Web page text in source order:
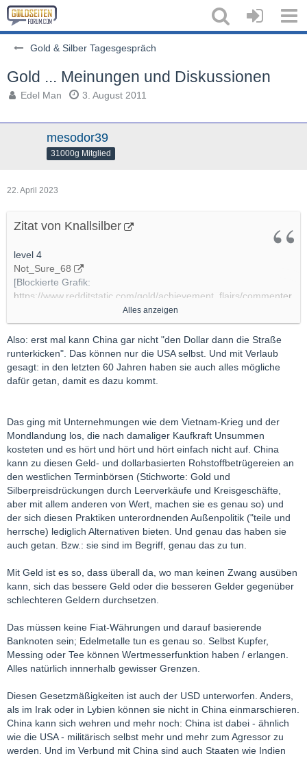
Gold & Silber Tagesgespräch
Gold ... Meinungen und Diskussionen
Edel Man 3. August 2011
mesodor39
31000g Mitglied
22. April 2023
Zitat von Knallsilber
level 4
Not_Sure_68
[Blockierte Grafik:
https://www.redditstatic.com/gold/achievement_flairs/commenter
14 hr. ago
· edited 14 hr. ago
China has its own commodity exchange in Shanghai and Japan
has TOCOM. I don't know why they'd much care much about
crimex or the London sham LBMA/LME. You asked why they
don't stack silver and I answered. Pretty much the same reason
the vast majority of Amerikans don't stack PMs. They think the
as I recall. Kinda silly that the "London" Metals Exchange should
be owned by Chinese dudes, but there it is.
Edit: ah yes,Hong Kong Exchanges and Clearing bought up
the LME in 2012...after 137 years of doing business. What a
joke.
https://www.independent.co.uk/…4bn-takeover-7855200.html
Das ist komplett an mir vorbeigegangen, müsste man mal
drüber reflektieren, in wieweit das den Chinesen in Zukunft
dann die Straße runterkicken....oder benutzen sie das nun
schon selbst, um Preise zum eigenen Enkauf zu drücken?
Alles anzeigen
Also: erst mal kann China gar nicht "den Dollar dann die Straße
runterkicken". Das können nur die USA selbst. Und mit Verlaub
gesagt: in den letzten 60 Jahren haben sie auch alles mögliche
dafür getan, damit es dazu kommt.
Das ging mit Unternehmungen wie dem Vietnam-Krieg und der
Mondlandung los, die nach damaliger Kaufkraft Unsummen
kosteten und es hört und hört und hört einfach nicht auf. China
kann zu diesen Geld- und dollarbasierten Rohstoffbetrügereien an
den westlichen Terminbörsen (Stichworte: Gold und
Silberpreisdrückungen durch Leerverkäufe und Kreisgeschäfte,
aber mit allem anderen von Wert, machen sie es genau so) und
der sich diesen Praktiken unterordnenden Außenpolitik ("teile und
herrsche) lediglich Alternativen bieten. Und genau das haben sie
auch getan. Bzw.: sie sind im Begriff, genau das zu tun.
Mit Geld ist es so, dass überall da, wo man keinen Zwang ausüben
kann, sich das bessere Geld oder die besseren Gelder gegenüber
schlechteren Geldern durchsetzen.
Das müssen keine Fiat-Währungen und darauf basierende
Banknoten sein; Edelmetalle tun es genau so. Selbst Kupfer,
Messing oder Tee können Wertmesserfunktion haben / erlangen.
Alles natürlich innnerhalb gewisser Grenzen.
Diesen Gesetzmäßigkeiten ist auch der USD unterworfen. Anders,
als im Irak oder in Lybien können sie nicht in China einmarschieren.
China kann sich wehren und mehr noch: China ist dabei - ähnlich
wie die USA - militärisch selbst mehr und mehr zum Agressor zu
werden. Und im Verbund mit China sind auch Staaten wie Indien